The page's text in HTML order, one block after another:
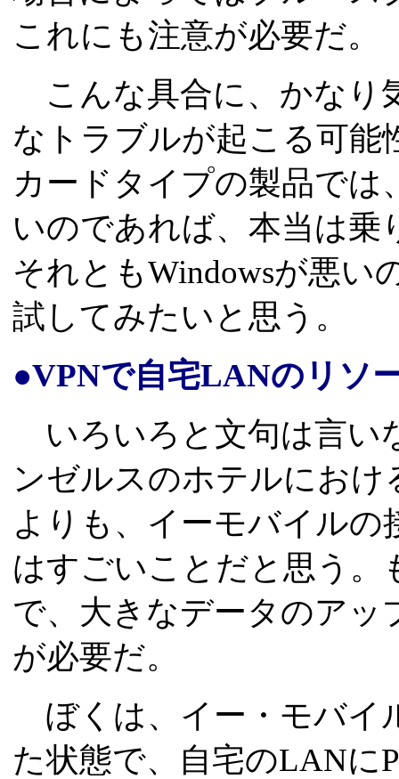
これにも注意が必要だ。
こんな具合に、かなり
なトラブルが起こる可能
カードタイプの製品で
いのであれば、本当は
それともWindowsが悪い
試してみたいと思う。
●VPNで自宅LANのリソ
いろいろと文句は言い
ンゼルスのホテルにお
よりも、イーモバイルの
はすごいことだと思う。
で、大きなデータのアッ
が必要だ。
ぼくは、イー・モバイ
た状態で、自宅のLANに